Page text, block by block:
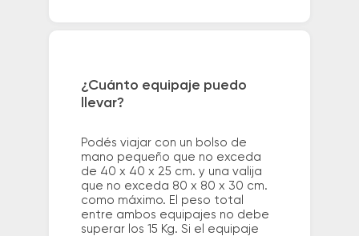
¿Cuánto equipaje puedo
llevar?
Podés viajar con un bolso de
mano pequeño que no exceda
de 40 x 40 x 25 cm. y una valija
que no exceda 80 x 80 x 30 cm.
como máximo. El peso total
entre ambos equipajes no debe
superar los 15 Kg. Si el equipaje